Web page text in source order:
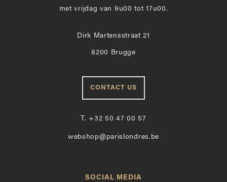
met vrijdag van 9u00 tot 17u00.
Dirk Martensstraat 21
8200 Brugge
CONTACT US
T. +32 50 47 00 57
webshop@parislondres.be
SOCIAL MEDIA